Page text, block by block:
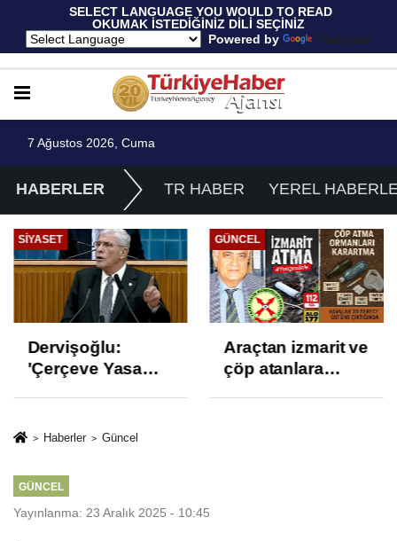
SELECT LANGUAGE YOU WOULD TO READ
OKUMAK İSTEDİĞİNİZ DİLİ SEÇİNİZ
Powered by
Translate
7 Ağustos 2026, Cuma
HABERLER TR HABER YEREL
SIYASET
Dervişoğlu:
'Çerçeve Yasa
ve İhanet
GÜNCEL
Araçtan izmarit ve
çöp atanlara
Haberler Güncel
GÜNCEL
Yayınlanma: 23 Aralık 2025 - 10:45